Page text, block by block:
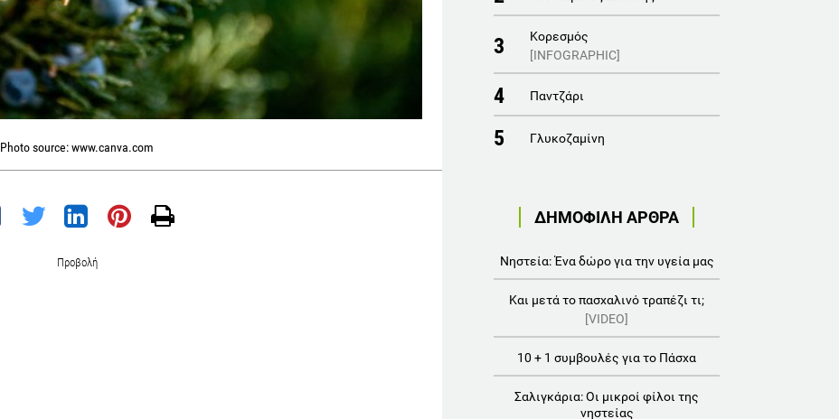
Photo source: www.canva.com
Προβολή
3
Κορεσμός
[INFOGRAPHIC]
4 Παντζάρι
5 Γλυκοζαμίνη
ΔΗΜΟΦΙΛΗ ΑΡΘΡΑ
Νηστεία: Ένα δώρο για την υγεία μας
Και μετά το πασχαλινό τραπέζι τι;
[VIDEO]
10 + 1 συμβουλές για το Πάσχα
Σαλιγκάρια: Οι μικροί φίλοι της
νηστείας